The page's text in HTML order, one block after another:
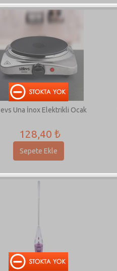
Una İnox Elektrikli Ocak
128,40 ₺
Sepete Ekle